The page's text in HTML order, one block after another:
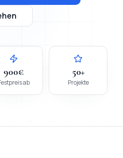
900€
ab
50+
Projekte